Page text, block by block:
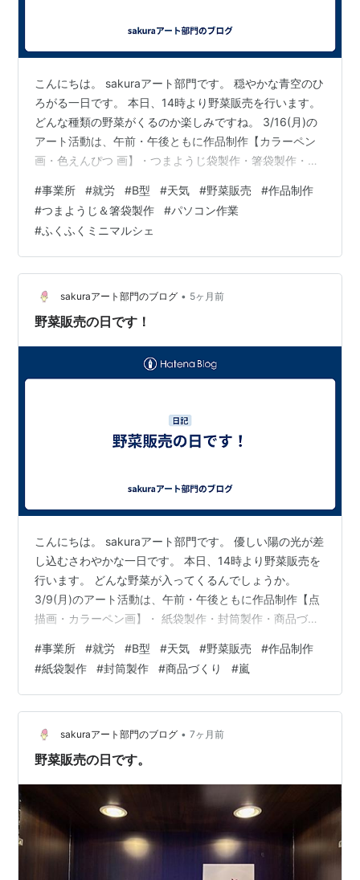
こんにちは。 sakuraアート部門です。 穏やかな青空のひ
ろがる一日です。 本日、14時より野菜販売を行います。
どんな種類の野菜がくるのか楽しみですね。 3/16(月)の
アート活動は、午前・午後ともに作品制作【カラーペン
画・色えんぴつ 画】・つまようじ袋製作・箸袋製作・パ
タッフのかたと仕事しています。 あっという間に3月半
ばを迎えます。 暖かい日が続いたことで、ちょっとずつ
外も歩きやすくなりました。 天気の良い日には、お出掛
けしたくなりますね。 また先週金曜日、道庁で行われた
【ふくふくミニマルシェ】に参加してきました。 サクラ
のほか、２つ…
#事業所 #就労 #B型 #天気 #野菜販売 #作品制作
#つまようじ＆箸袋製作 #パソコン作業
#ふくふくミニマルシェ
sakuraアート部門のブログ • 5ヶ月前
野菜販売の日です！
こんにちは。 sakuraアート部門です。 優しい陽の光が差
し込むさわやかな一日です。 本日、14時より野菜販売を
行います。 どんな野菜が入ってくるんでしょうか。
3/9(月)のアート活動は、午前・午後ともに作品制作【点
描画・カラーペン画】・ 紙袋製作・封筒製作・商品づく
事しています。 先週末は、冬へ逆戻りしたような天気と
なりました。 気がつけば、2026年も3ヵ月が経ちます
ね。 週末から国民的アイドルの【嵐】がコンサートで札
幌にやってきます。 今回のコンサートツアーで最後の活
動となります。 5人そろっての活動はなくなりますが、
個人での活躍に…
#事業所 #就労 #B型 #天気 #野菜販売 #作品制作
#紙袋製作 #封筒製作 #商品づくり #嵐
sakuraアート部門のブログ • 7ヶ月前
野菜販売の日です。